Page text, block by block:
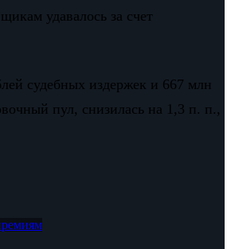
удавалось за счет
судебных издержек и 667 млн
пул, снизилась на 1,3 п. п.,